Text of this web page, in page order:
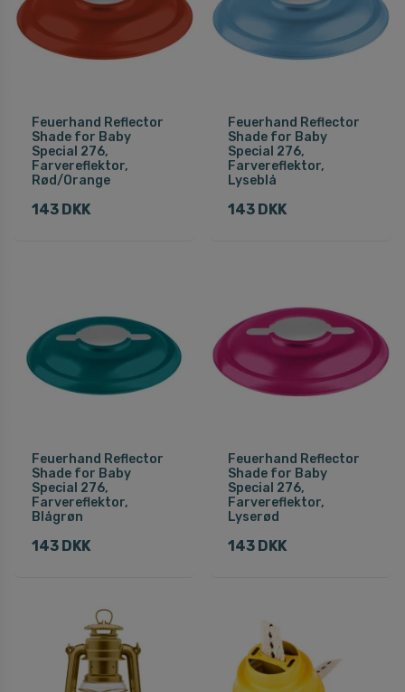
Feuerhand Reflector
Shade for Baby
Special 276,
Farvereflektor,
Rød/Orange
143 DKK
Feuerhand Reflector
Shade for Baby
Special 276,
Farvereflektor,
Lyseblå
143 DKK
Feuerhand Reflector
Shade for Baby
Special 276,
Farvereflektor,
Blågrøn
143 DKK
Feuerhand Reflector
Shade for Baby
Special 276,
Farvereflektor,
Lyserød
143 DKK